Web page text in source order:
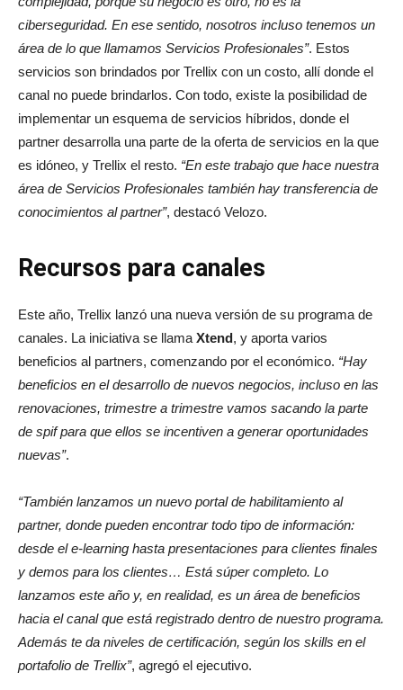
ciberseguridad. En ese sentido, nosotros incluso tenemos un
área de lo que llamamos Servicios Profesionales”. Estos
servicios son brindados por Trellix con un costo, allí donde el
canal no puede brindarlos. Con todo, existe la posibilidad de
implementar un esquema de servicios híbridos, donde el
partner desarrolla una parte de la oferta de servicios en la que
es idóneo, y Trellix el resto. “En este trabajo que hace nuestra
área de Servicios Profesionales también hay transferencia de
conocimientos al partner”, destacó Velozo.
Recursos para canales
Este año, Trellix lanzó una nueva versión de su programa de
canales. La iniciativa se llama Xtend, y aporta varios
beneficios al partners, comenzando por el económico. “Hay
beneficios en el desarrollo de nuevos negocios, incluso en las
renovaciones, trimestre a trimestre vamos sacando la parte
de spif para que ellos se incentiven a generar oportunidades
nuevas”.
“También lanzamos un nuevo portal de habilitamiento al
partner, donde pueden encontrar todo tipo de información:
desde el e-learning hasta presentaciones para clientes finales
y demos para los clientes… Está súper completo. Lo
lanzamos este año y, en realidad, es un área de beneficios
hacia el canal que está registrado dentro de nuestro programa.
Además te da niveles de certificación, según los skills en el
portafolio de Trellix”, agregó el ejecutivo.